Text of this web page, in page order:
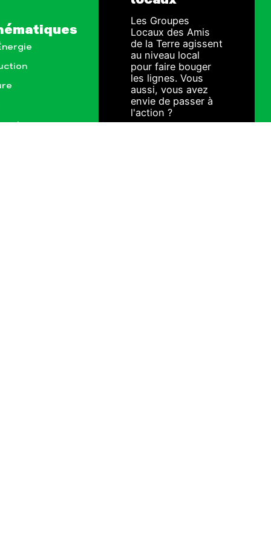
Les Groupes
Locaux des Amis
de la Terre agissent
au niveau local
pour faire bouger
les lignes. Vous
aussi, vous avez
envie de passer à
l'action ?